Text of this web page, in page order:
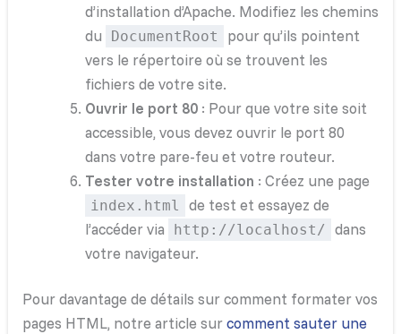
d’installation d’Apache. Modifiez les chemins
du
DocumentRoot
pour qu’ils pointent
vers le répertoire où se trouvent les
fichiers de votre site.
Ouvrir le port 80: Pour que votre site soit
accessible, vous devez ouvrir le port 80
dans votre pare-feu et votre routeur.
Tester votre installation : Créez une page
index.html
de test et essayez de
l’accéder via
http://localhost/
dans
votre navigateur.
Pour davantage de détails sur comment formater vos
pages HTML, notre article surcomment sauter une